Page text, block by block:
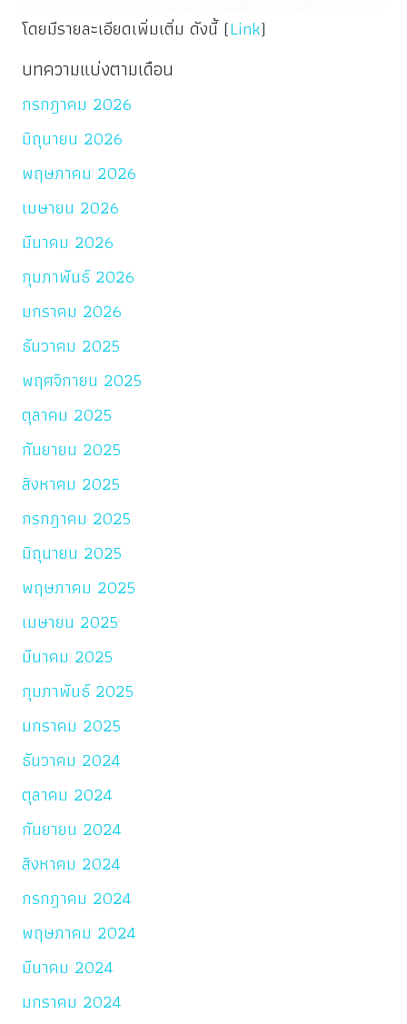
โดยมีรายละเอียดเพิ่มเติ่ม ดังนี้ (Link)
บทความแบ่งตามเดือน
กรกฎาคม 2026
มิถุนายน 2026
พฤษภาคม 2026
เมษายน 2026
มีนาคม 2026
กุมภาพันธ์ 2026
มกราคม 2026
ธันวาคม 2025
พฤศจิกายน 2025
ตุลาคม 2025
กันยายน 2025
สิงหาคม 2025
กรกฎาคม 2025
มิถุนายน 2025
พฤษภาคม 2025
เมษายน 2025
มีนาคม 2025
กุมภาพันธ์ 2025
มกราคม 2025
ธันวาคม 2024
ตุลาคม 2024
กันยายน 2024
สิงหาคม 2024
กรกฎาคม 2024
พฤษภาคม 2024
มีนาคม 2024
มกราคม 2024